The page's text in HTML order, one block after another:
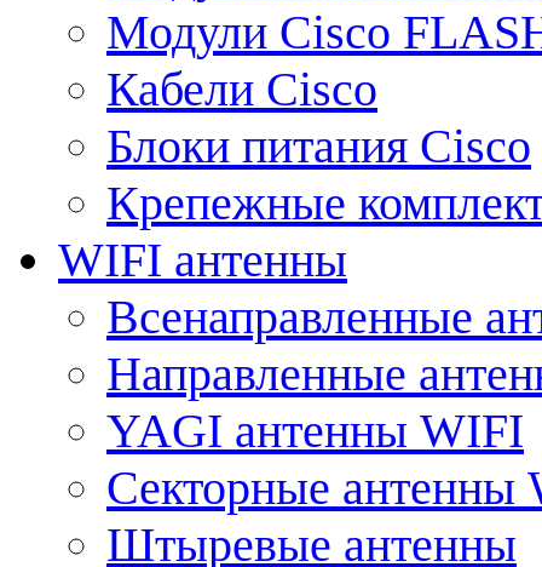
Модули Cisco
Кабели Cisco
Блоки питания Cisco
Крепежные
WIFI антенны
Всенаправленные
Направленные
YAGI антенны WIFI
Секторные антенны
Штыревые антенны